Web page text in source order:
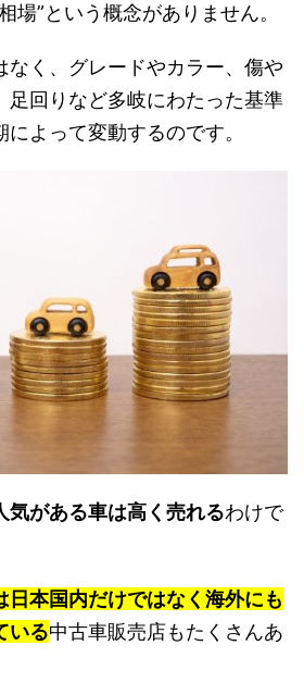
場”という概念がありません。
なく、グレードやカラー、傷や
足回りなど多岐にわたった基準
よって変動するのです。
気がある車は高く売れるわけで
日本国内だけではなく海外にも
いる中古車販売店もたくさんあ